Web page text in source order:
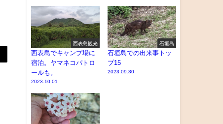
西表島観光
西表島でキャンプ場に
宿泊。ヤマネコパトロ
ールも。
2023.10.01
石垣島
石垣島での出来事トッ
プ15
2023.09.30